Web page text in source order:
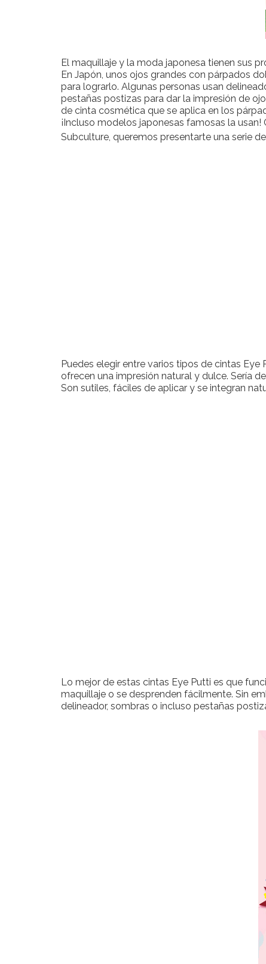
El maquillaje y la moda japonesa tienen sus
En Japón, unos ojos grandes con párpados
para lograrlo. Algunas personas usan
pestañas postizas para dar la impresión de
de cinta cosmética que se aplica en los
¡Incluso modelos japonesas famosas la
Subculture, queremos presentarte una serie
Puedes elegir entre varios tipos de cintas
ofrecen una impresión natural y dulce. Sería
Son sutiles, fáciles de aplicar y se integran
Lo mejor de estas cintas Eye Putti es que
maquillaje o se desprenden fácilmente. Sin
delineador, sombras o incluso pestañas